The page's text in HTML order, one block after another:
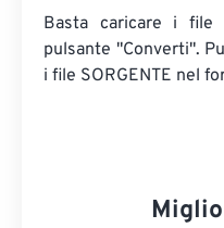
Basta caricare i file
pulsante "Converti".
i file SORGENTE nel